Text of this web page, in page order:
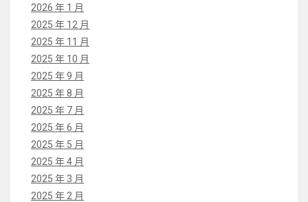
2026 年 1 月
2025 年 12 月
2025 年 11 月
2025 年 10 月
2025 年 9 月
2025 年 8 月
2025 年 7 月
2025 年 6 月
2025 年 5 月
2025 年 4 月
2025 年 3 月
2025 年 2 月